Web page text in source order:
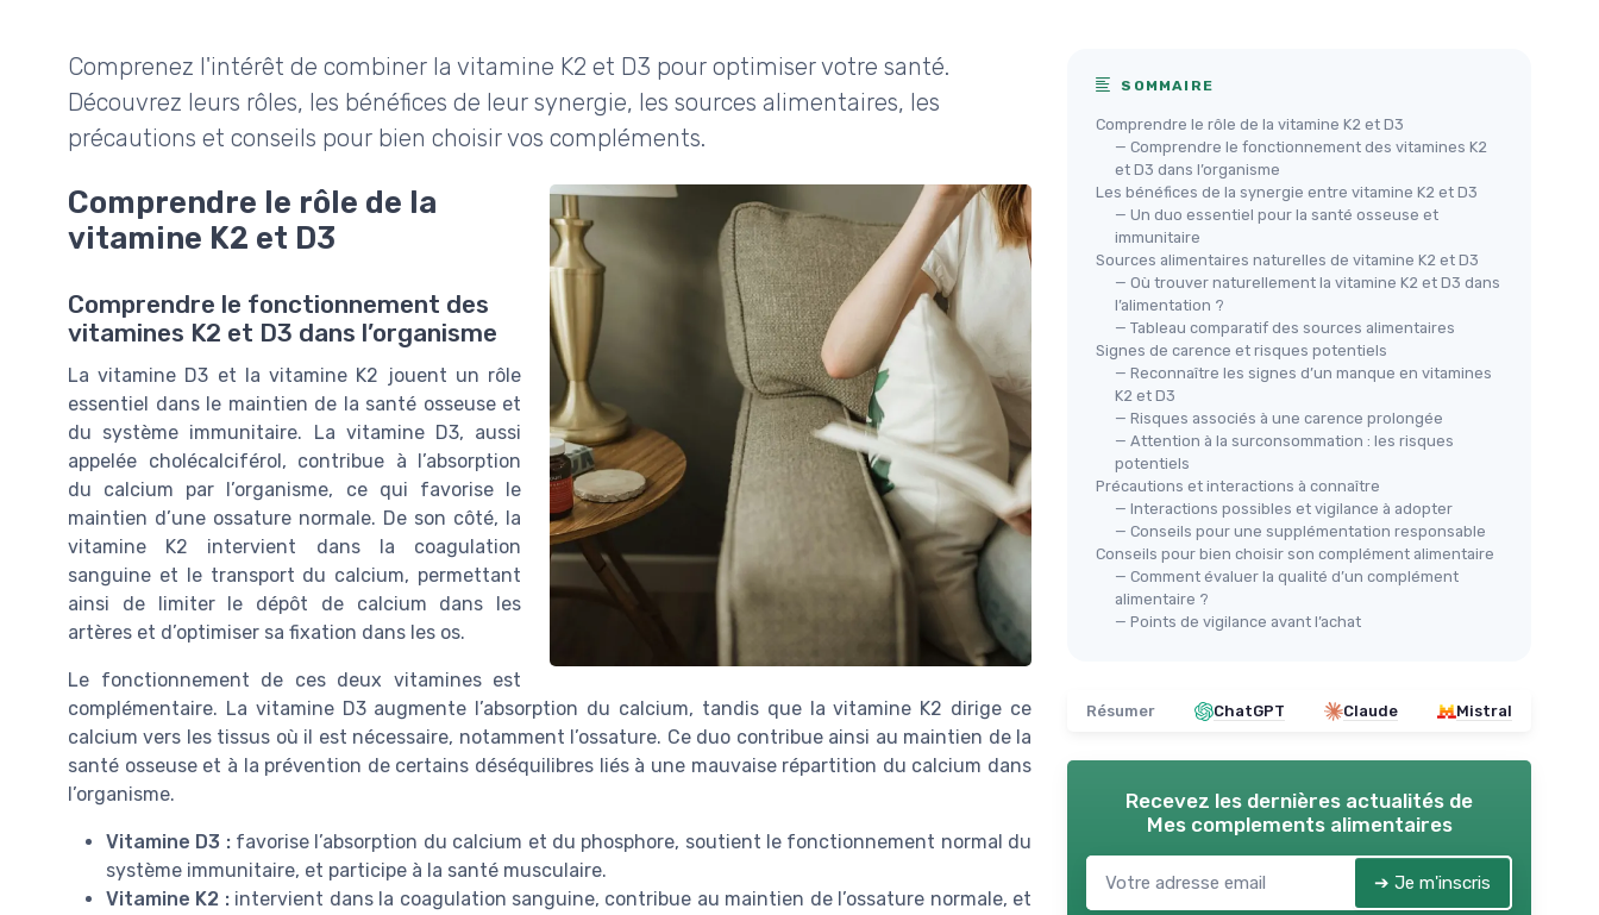
Comprenez l'intérêt de combiner la vitamine K2 et D3 pour optimiser votre santé.
Découvrez leurs rôles, les bénéfices de leur synergie, les sources alimentaires, les
précautions et conseils pour bien choisir vos compléments.
Comprendre le rôle de la
vitamine K2 et D3
Comprendre le fonctionnement des
vitamines K2 et D3 dans l’organisme
La vitamine D3 et la vitamine K2 jouent un rôle
essentiel dans le maintien de la santé osseuse et
du système immunitaire. La vitamine D3, aussi
appelée cholécalciférol, contribue à l’absorption
du calcium par l’organisme, ce qui favorise le
maintien d’une ossature normale. De son côté, la
vitamine K2 intervient dans la coagulation
sanguine et le transport du calcium, permettant
ainsi de limiter le dépôt de calcium dans les
artères et d’optimiser sa fixation dans les os.
Le fonctionnement de ces deux vitamines est
complémentaire. La vitamine D3 augmente l’absorption du calcium, tandis que la vitamine K2 dirige ce
calcium vers les tissus où il est nécessaire, notamment l’ossature. Ce duo contribue ainsi au maintien de la
santé osseuse et à la prévention de certains déséquilibres liés à une mauvaise répartition du calcium dans
l’organisme.
Vitamine D3 :favorise l’absorption du calcium et du phosphore, soutient le fonctionnement normal du
système immunitaire, et participe à la santé musculaire.
Vitamine K2 :intervient dans la coagulation sanguine, contribue au maintien de l’ossature normale, et
SOMMAIRE
Comprendre le rôle de la vitamine K2 et D3
— Comprendre le fonctionnement des vitamines K2
et D3 dans l’organisme
Les bénéfices de la synergie entre vitamine K2 et D3
— Un duo essentiel pour la santé osseuse et
immunitaire
Sources alimentaires naturelles de vitamine K2 et D3
— Où trouver naturellement la vitamine K2 et D3 dans
l’alimentation ?
— Tableau comparatif des sources alimentaires
Signes de carence et risques potentiels
— Reconnaître les signes d’un manque en vitamines
K2 et D3
— Risques associés à une carence prolongée
— Attention à la surconsommation : les risques
potentiels
Précautions et interactions à connaître
— Interactions possibles et vigilance à adopter
— Conseils pour une supplémentation responsable
Conseils pour bien choisir son complément alimentaire
— Comment évaluer la qualité d’un complément
alimentaire ?
— Points de vigilance avant l’achat
Résumer ChatGPT Claude Mistral
Recevez les dernières actualités de
Mes complements alimentaires
➔ Je m'inscris